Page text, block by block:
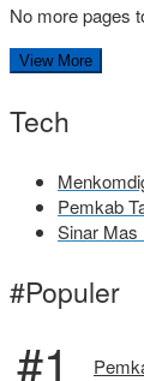
No more pages
View More
Tech
Pemkab
Sinar Mas
#Populer